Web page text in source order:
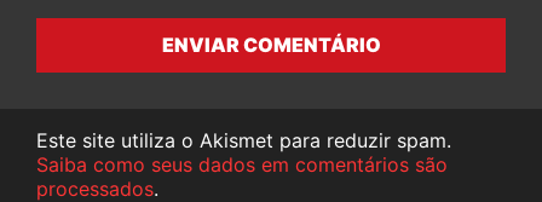
ENVIAR COMENTÁRIO
Este site utiliza o Akismet para reduzir spam.
Saiba como seus dados em comentários são
processados.